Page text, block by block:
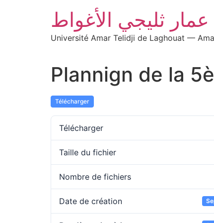
ثليجي الأغواط
Université Amar Telidji de Laghouat —
Plannign de la
Télécharger
Télécharger
Taille du fichier
Nombre de fichiers
Date de création